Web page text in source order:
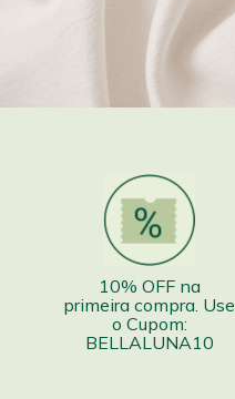
10% OFF na
primeira compra. Use
o Cupom:
BELLALUNA10